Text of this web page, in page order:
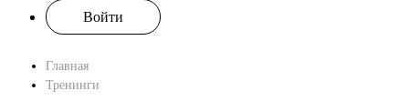
Войти
Главная
Тренинги